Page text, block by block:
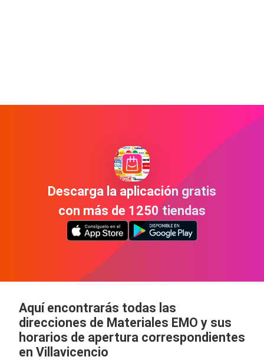
Descarga la aplicación gratis
con más de 1250 tiendas
Aquí encontrarás todas las
direcciones de Materiales EMO y sus
horarios de apertura correspondientes
en Villavicencio